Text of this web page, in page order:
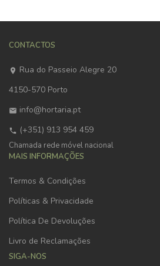
CONTACTOS
Rua do Passeio Alegre 20
4150-570 Porto
info@hortaria.pt
(+351) 913 954 459
Chamada rede móvel nacional
MAIS INFORMAÇÕES
Termos & Condições
Políticas & Privacidade
Política De Devoluções
Livro de Reclamações
SIGA-NOS